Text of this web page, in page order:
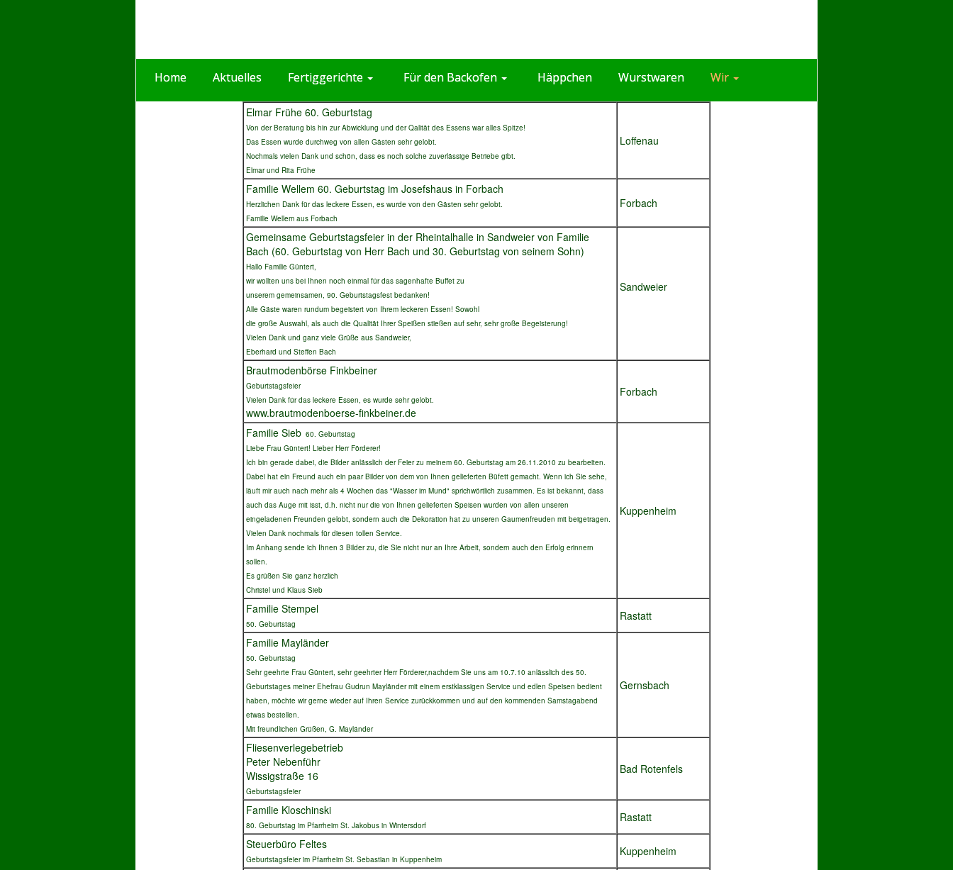
Home Aktuelles Fertiggerichte Für den Backofen Häppchen Wurstwaren Wir
Elmar Frühe 60. Geburtstag
Von der Beratung bis hin zur Abwicklung und der Qalität des Essens war alles Spitze!
Das Essen wurde durchweg von allen Gästen sehr gelobt.
Nochmals vielen Dank und schön, dass es noch solche zuverlässige Betriebe gibt.
Elmar und Rita Frühe
Loffenau
Familie Wellem 60. Geburtstag im Josefshaus in Forbach
Herzlichen Dank für das leckere Essen, es wurde von den Gästen sehr gelobt.
Familie Wellem aus Forbach
Forbach
Gemeinsame Geburtstagsfeier in der Rheintalhalle in Sandweier von Familie
Bach (60. Geburtstag von Herr Bach und 30. Geburtstag von seinem Sohn)
Hallo Familie Güntert,
wir wollten uns bei Ihnen noch einmal für das sagenhafte Buffet zu
unserem gemeinsamen, 90. Geburtstagsfest bedanken!
Alle Gäste waren rundum begeistert von Ihrem leckeren Essen! Sowohl
die große Auswahl, als auch die Qualität Ihrer Speißen stießen auf sehr, sehr große Begeisterung!
Vielen Dank und ganz viele Grüße aus Sandweier,
Eberhard und Steffen Bach
Sandweier
Brautmodenbörse Finkbeiner
Geburtstagsfeier
Vielen Dank für das leckere Essen, es wurde sehr gelobt.
www.brautmodenboerse-finkbeiner.de
Forbach
Familie Sieb 60. Geburtstag
Liebe Frau Güntert! Lieber Herr Förderer!
Ich bin gerade dabei, die Bilder anlässlich der Feier zu meinem 60. Geburtstag am 26.11.2010 zu bearbeiten.
Dabei hat ein Freund auch ein paar Bilder von dem von Ihnen gelieferten Büfett gemacht. Wenn ich Sie sehe,
läuft mir auch nach mehr als 4 Wochen das "Wasser im Mund" sprichwörtlich zusammen. Es ist bekannt, dass
auch das Auge mit isst, d.h. nicht nur die von Ihnen gelieferten Speisen wurden von allen unseren
eingeladenen Freunden gelobt, sondern auch die Dekoration hat zu unseren Gaumenfreuden mit beigetragen.
Vielen Dank nochmals für diesen tollen Service.
Im Anhang sende ich Ihnen 3 Bilder zu, die Sie nicht nur an Ihre Arbeit, sondern auch den Erfolg erinnern
sollen.
Es grüßen Sie ganz herzlich
Christel und Klaus Sieb
Kuppenheim
Familie Stempel
50. Geburtstag
Rastatt
Familie Mayländer
50. Geburtstag
Sehr geehrte Frau Güntert, sehr geehrter Herr Förderer,nachdem Sie uns am 10.7.10 anlässlich des 50.
Geburtstages meiner Ehefrau Gudrun Mayländer mit einem erstklassigen Service und edlen Speisen bedient
haben, möchte wir gerne wieder auf Ihren Service zurückkommen und auf den kommenden Samstagabend
etwas bestellen.
Mit freundlichen Grüßen, G. Mayländer
Gernsbach
Fliesenverlegebetrieb
Peter Nebenführ
Wissigstraße 16
Geburtstagsfeier
Bad Rotenfels
Familie Kloschinski
80. Geburtstag im Pfarrheim St. Jakobus in Wintersdorf
Rastatt
Steuerbüro Feltes
Geburtstagsfeier im Pfarrheim St. Sebastian in Kuppenheim
Kuppenheim